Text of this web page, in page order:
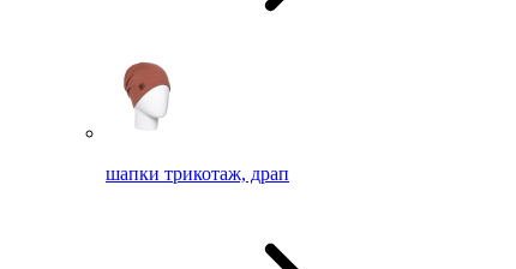
шапки трикотаж, драп